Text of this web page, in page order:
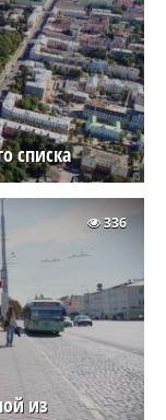
списка
из
336